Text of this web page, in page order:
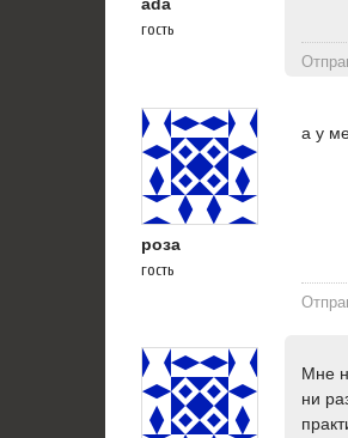
ada
гость
роза
гость
а у
Мне
ни